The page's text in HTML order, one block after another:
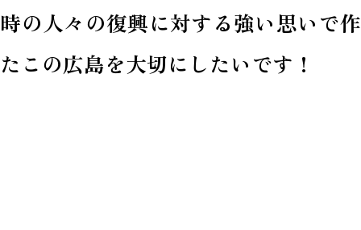
の人々の復興に対する強い思いで
この広島を大切にしたいです！